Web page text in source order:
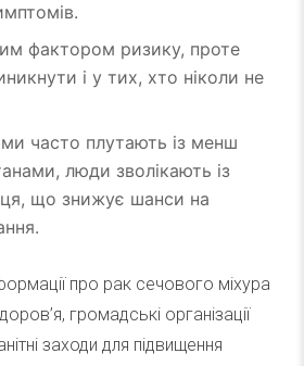
фактором ризику, проте
і у тих, хто ніколи не
часто плутають із менш
люди зволікають із
що знижує шанси на
про рак сечового міхура
громадські організації
заходи для підвищення